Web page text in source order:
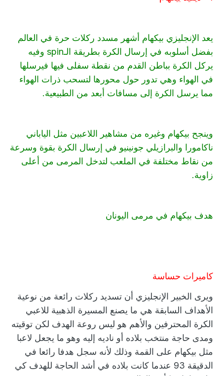
يعد الإنجليزي بيكهام أشهر مسدد ركلات حرة في العالم
بفضل أسلوبه في إرسال الكرة بطريقة الـspin وفيه
يركل الكرة بباطن القدم من نقطة سفلى فيها فيرسلها
في الهواء وهي تدور حول محورها لتسحب ذرات الهواء
مما يرسل الكرة إلى مسافات أبعد من الطبيعية.
وينجح بيكهام وغيره من مشاهير اللاعبين مثل الياباني
ناكامورا والبرازيلي جونينيو في إرسال الكرة بقوة وسرعة
من نقاط مختلفة في الملعب لتدخل المرمى من أعلى
زاوية.
هدف بيكهام في مرمى اليونان
كاميرات حساسة
ويرى الخبير الإنجليزي أن تسديد ركلات رائعة من نوعية
الأهداف السابقة هي ما يصنع المسيرة الذهبية للاعبي
الكرة المحترفين والأهم هو ليس روعة الهدف لكن توقيته
ومدى حاجة منتخب بلاده أو ناديه إليه وهو ما يجعل لاعبا
مثل بيكهام على القمة وذلك لأنه سجل هدفا رائعا في
الدقيقة 93 عندما كانت بلاده في أشد الحاجة للهدف كي